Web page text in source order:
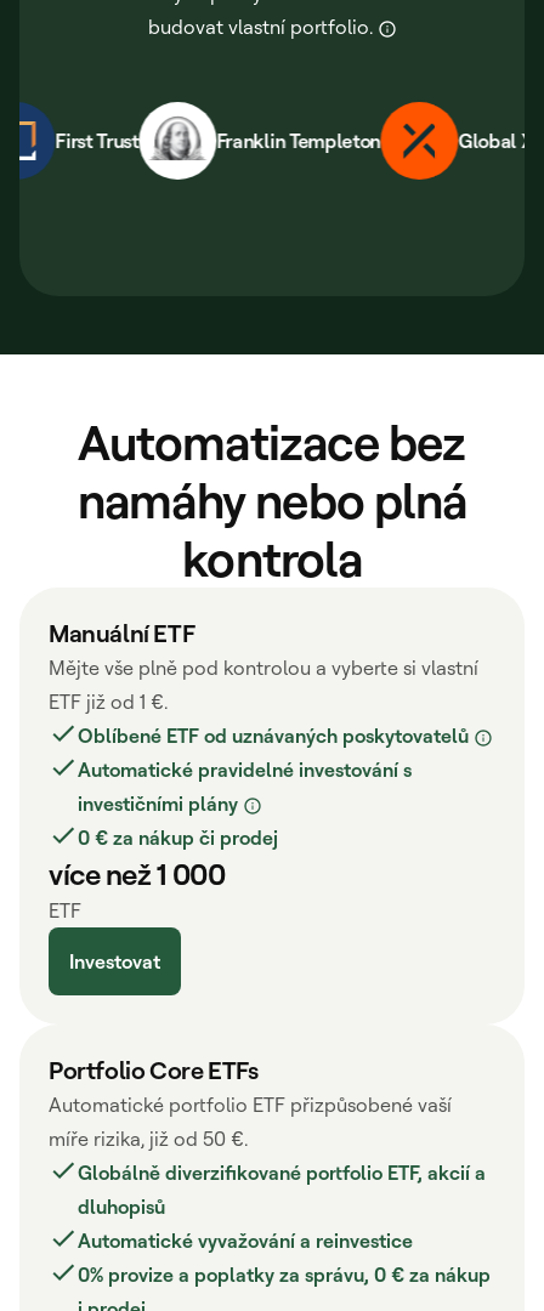
budovat vlastní portfolio.
First Trust Franklin Templeton Global X
Automatizace bez
namáhy nebo plná
kontrola
Manuální ETF
Mějte vše plně pod kontrolou a vyberte si vlastní
ETF již od 1 €.
Oblíbené ETF od uznávaných poskytovatelů
Automatické pravidelné investování s
investičními plány
0 € za nákup či prodej
více než 1 000
ETF
Investovat
Portfolio Core ETFs
Automatické portfolio ETF přizpůsobené vaší
míře rizika, již od 50 €.
Globálně diverzifikované portfolio ETF, akcií a
dluhopisů
Automatické vyvažování a reinvestice
0% provize a poplatky za správu, 0 € za nákup